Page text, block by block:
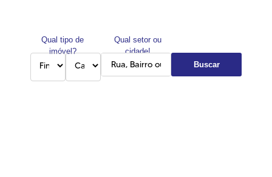
Qual tipo de
imóvel?
Qual setor ou
cidade!
Buscar